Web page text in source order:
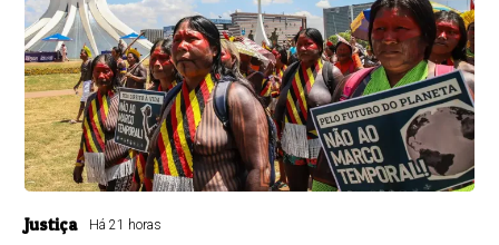
Justiça Há 21 horas